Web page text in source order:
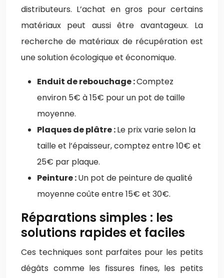
distributeurs. L’achat en gros pour certains
matériaux peut aussi être avantageux. La
recherche de matériaux de récupération est
une solution écologique et économique.
Enduit de rebouchage :Comptez
environ 5€ à 15€ pour un pot de taille
moyenne.
Plaques de plâtre :Le prix varie selon la
taille et l’épaisseur, comptez entre 10€ et
25€ par plaque.
Peinture :Un pot de peinture de qualité
moyenne coûte entre 15€ et 30€.
Réparations simples : les
solutions rapides et faciles
Ces techniques sont parfaites pour les petits
dégâts comme les fissures fines, les petits